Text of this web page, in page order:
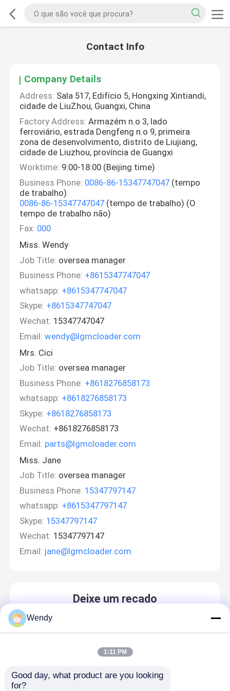
Contact Info
Company Details
Address: Sala 517, Edifício 5, Hongxing Xintiandi,
cidade de LiuZhou, Guangxi, China
Factory Address: Armazém n.o 3, lado
ferroviário, estrada Dengfeng n.o 9, primeira
zona de desenvolvimento, distrito de Liujiang,
cidade de Liuzhou, província de Guangxi
Worktime: 9:00-18:00 (Beijing time)
Business Phone: 0086-86-15347747047 (tempo
de trabalho)
0086-86-15347747047 (tempo de trabalho) (O
tempo de trabalho não)
Fax: 000
Miss. Wendy
Job Title: oversea manager
Business Phone: +8615347747047
whatsapp: +8615347747047
Skype: +8615347747047
Wechat: 15347747047
Email: wendy@lgmcloader.com
Mrs. Cici
Job Title: oversea manager
Business Phone: +8618276858173
whatsapp: +8618276858173
Skype: +8618276858173
Wechat: +8618276858173
Email: parts@lgmcloader.com
Miss. Jane
Job Title: oversea manager
Business Phone: 15347797147
whatsapp: +8615347797147
Skype: 15347797147
Wechat: 15347797147
Email: jane@lgmcloader.com
Deixe um recado
Wendy
1:11 PM
Good day, what product are you looking
for?